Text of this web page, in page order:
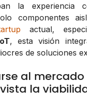
la experiencia
componentes
actual,
, esta visión
de soluciones
al mercado
la